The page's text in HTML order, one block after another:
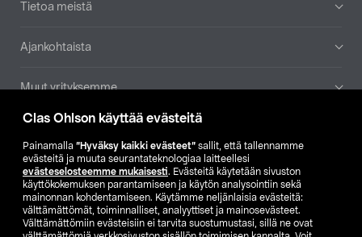
Clas Ohlson käyttää evästeitä
Painamalla ”Hyväksy kaikki evästeet” sallit, että tallennamme
evästeitä ja muuta seurantateknologiaa laitteellesi
evästeselosteemme mukaisesti. Evästeitä käytetään sivuston
käyttökokemuksen parantamiseen ja käytön analysointiin sekä
mainonnan kohdentamiseen. Käytämme neljänlaisia evästeitä:
välttämättömät, toiminnalliset, analyyttiset ja mainosevästeet.
Välttämättömiin evästeisiin ei tarvita suostumustasi, sillä ne ovat
Tietoa meistä
Ajankohtaista
Muut yrityksemme
Etsi myymälä
SE NO FI
FI SV